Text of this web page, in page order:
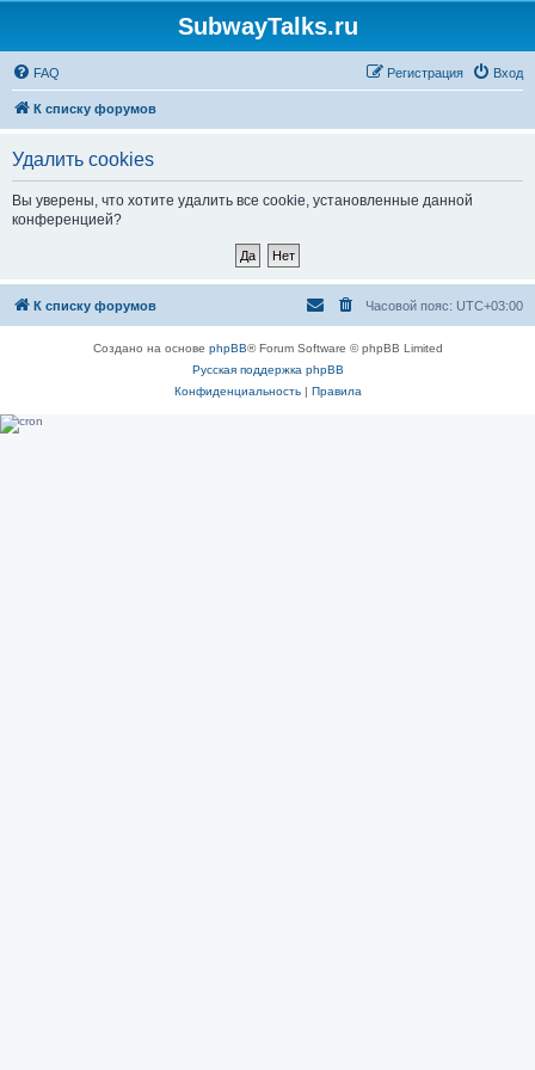
SubwayTalks.ru
FAQ Вход
Регистрация
К списку форумов
Удалить cookies
Вы уверены, что хотите удалить все cookie, установленные данной
конференцией?
К списку форумов Часовой пояс: UTC+03:00
Создано на основе phpBB® Forum Software © phpBB Limited
Русская поддержка phpBB
Конфиденциальность| Правила